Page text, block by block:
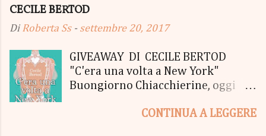
CECILE BERTOD
DiRoberta Ss - settembre 20, 2017
GIVEAWAY DI CECILE BERTOD
"C'era una volta a New York"
Buongiorno Chiacchierine, oggi
lanciamo il SUPER MEGA GIVEAWAY
CONTINUA A LEGGERE